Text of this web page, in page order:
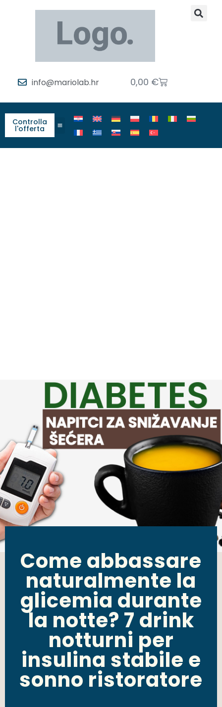
info@mariolab.hr 0,00 €
Controlla
l'offerta
Come abbassare
naturalmente la
glicemia durante
la notte? 7 drink
notturni per
insulina stabile e
sonno ristoratore